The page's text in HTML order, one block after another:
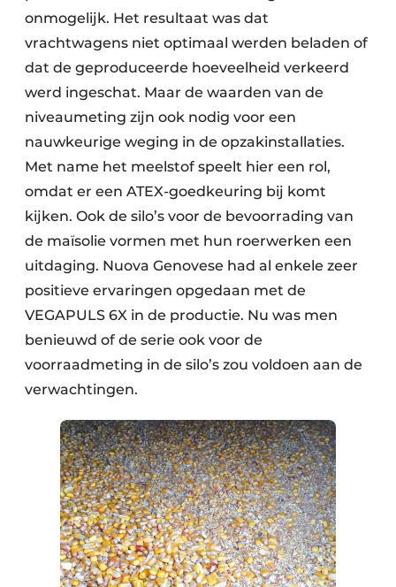
onmogelijk. Het resultaat was dat
vrachtwagens niet optimaal werden beladen of
dat de geproduceerde hoeveelheid verkeerd
werd ingeschat. Maar de waarden van de
niveaumeting zijn ook nodig voor een
nauwkeurige weging in de opzakinstallaties.
Met name het meelstof speelt hier een rol,
omdat er een ATEX-goedkeuring bij komt
kijken. Ook de silo’s voor de bevoorrading van
de maïsolie vormen met hun roerwerken een
uitdaging. Nuova Genovese had al enkele zeer
positieve ervaringen opgedaan met de
VEGAPULS 6X in de productie. Nu was men
benieuwd of de serie ook voor de
voorraadmeting in de silo’s zou voldoen aan de
verwachtingen.